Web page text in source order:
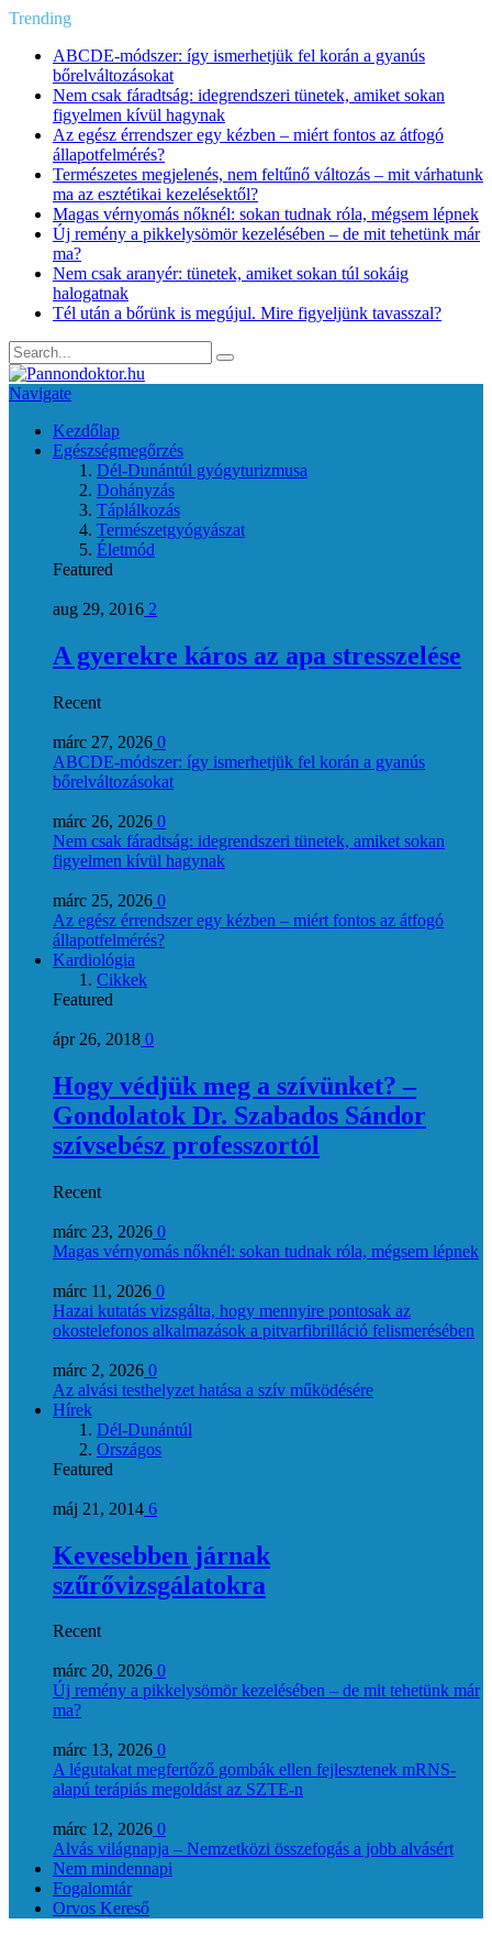
Trending
ABCDE‑módszer: így ismerhetjük fel korán a gyanús
bőrelváltozásokat
Nem csak fáradtság: idegrendszeri tünetek, amiket sokan
figyelmen kívül hagynak
Az egész érrendszer egy kézben – miért fontos az átfogó
állapotfelmérés?
Természetes megjelenés, nem feltűnő változás – mit várhatunk
ma az esztétikai kezelésektől?
Magas vérnyomás nőknél: sokan tudnak róla, mégsem lépnek
Új remény a pikkelysömör kezelésében – de mit tehetünk már
ma?
Nem csak aranyér: tünetek, amiket sokan túl sokáig
halogatnak
Tél után a bőrünk is megújul. Mire figyeljünk tavasszal?
Navigate
Kezdőlap
Egészségmegőrzés
Dél-Dunántúl gyógyturizmusa
Dohányzás
Táplálkozás
Természetgyógyászat
Életmód
Featured
aug 29, 2016 2
A gyerekre káros az apa stresszelése
Recent
márc 27, 2026 0
ABCDE‑módszer: így ismerhetjük fel korán a gyanús
bőrelváltozásokat
márc 26, 2026 0
Nem csak fáradtság: idegrendszeri tünetek, amiket sokan
figyelmen kívül hagynak
márc 25, 2026 0
Az egész érrendszer egy kézben – miért fontos az átfogó
állapotfelmérés?
Kardiológia
Cikkek
Featured
ápr 26, 2018 0
Hogy védjük meg a szívünket? –
Gondolatok Dr. Szabados Sándor
szívsebész professzortól
Recent
márc 23, 2026 0
Magas vérnyomás nőknél: sokan tudnak róla, mégsem lépnek
márc 11, 2026 0
Hazai kutatás vizsgálta, hogy mennyire pontosak az
okostelefonos alkalmazások a pitvarfibrilláció felismerésében
márc 2, 2026 0
Az alvási testhelyzet hatása a szív működésére
Hírek
Dél-Dunántúl
Országos
Featured
máj 21, 2014 6
Kevesebben járnak
szűrővizsgálatokra
Recent
márc 20, 2026 0
Új remény a pikkelysömör kezelésében – de mit tehetünk már
ma?
márc 13, 2026 0
A légutakat megfertőző gombák ellen fejlesztenek mRNS-
alapú terápiás megoldást az SZTE-n
márc 12, 2026 0
Alvás világnapja – Nemzetközi összefogás a jobb alvásért
Nem mindennapi
Fogalomtár
Orvos Kereső